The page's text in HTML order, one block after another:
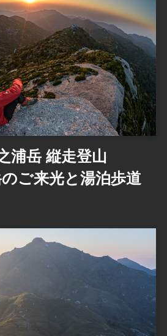
浦岳 縦走登山
のご来光と湯泊歩道